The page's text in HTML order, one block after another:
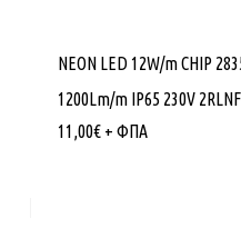
NEON LED 12W/m CHIP
1200Lm/m IP65 230V
11,00€ + ΦΠΑ